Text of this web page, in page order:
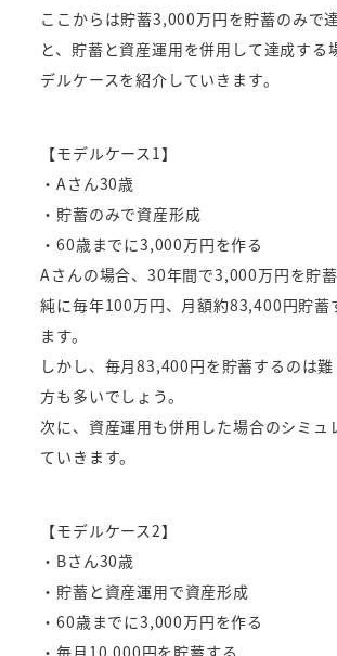
ここからは貯蓄3,000万円を貯蓄のみで
と、貯蓄と資産運用を併用して達成する
デルケースを紹介していきます。
【モデルケース1】
・Aさん30歳
・貯蓄のみで資産形成
・60歳までに3,000万円を作る
Aさんの場合、30年間で3,000万円を貯
純に毎年100万円、月額約83,400円貯蓄
ます。
しかし、毎月83,400円を貯蓄するのは難
方も多いでしょう。
次に、資産運用も併用した場合のシミュ
ていきます。
【モデルケース2】
・Bさん30歳
・貯蓄と資産運用で資産形成
・60歳までに3,000万円を作る